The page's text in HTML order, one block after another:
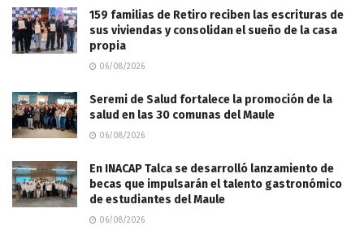
159 familias de Retiro reciben las escrituras de
sus viviendas y consolidan el sueño de la casa
propia
06/08/2026
Seremi de Salud fortalece la promoción de la
salud en las 30 comunas del Maule
06/08/2026
En INACAP Talca se desarrolló lanzamiento de
becas que impulsarán el talento gastronómico
de estudiantes del Maule
06/08/2026